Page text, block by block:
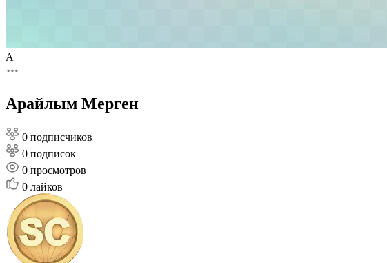
А
Арайлым Мерген
0 подписчиков
0 подписок
0 просмотров
0 лайков